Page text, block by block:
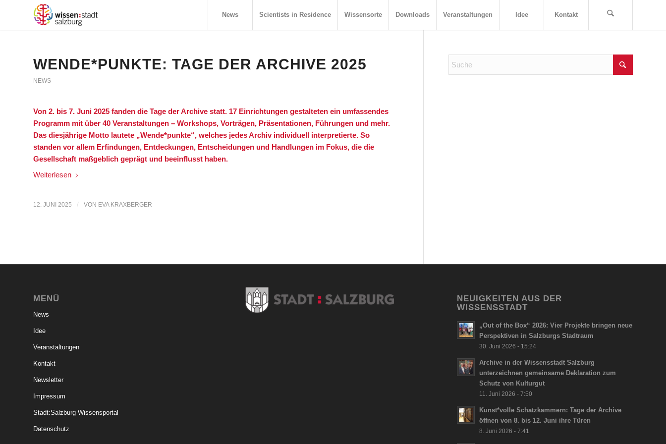
News Scientists in Residence Wissensorte Downloads Veranstaltungen Idee Kontakt
WENDE*PUNKTE: TAGE DER ARCHIVE 2025
NEWS
Von 2. bis 7. Juni 2025 fanden die Tage der Archive statt. 17 Einrichtungen gestalteten ein umfassendes
Programm mit über 40 Veranstaltungen – Workshops, Vorträgen, Präsentationen, Führungen und mehr.
Das diesjährige Motto lautete „Wende*punkte“, welches jedes Archiv individuell interpretierte. So
standen vor allem Erfindungen, Entdeckungen, Entscheidungen und Handlungen im Fokus, die die
Gesellschaft maßgeblich geprägt und beeinflusst haben.
Weiterlesen
12. JUNI 2025 / VON EVA KRAXBERGER
MENÜ
News
Idee
Veranstaltungen
Kontakt
Newsletter
Impressum
Stadt:Salzburg Wissensportal
Datenschutz
NEUIGKEITEN AUS DER
WISSENSSTADT
„Out of the Box“ 2026: Vier Projekte bringen neue
Perspektiven in Salzburgs Stadtraum
30. Juni 2026 - 15:24
Archive in der Wissensstadt Salzburg
unterzeichnen gemeinsame Deklaration zum
Schutz von Kulturgut
11. Juni 2026 - 7:50
Kunst*volle Schatzkammern: Tage der Archive
öffnen von 8. bis 12. Juni ihre Türen
8. Juni 2026 - 7:41